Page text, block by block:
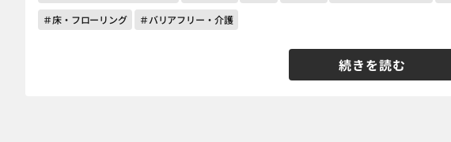
続きを読む
＃床・フローリング
＃バリアフリー・介護